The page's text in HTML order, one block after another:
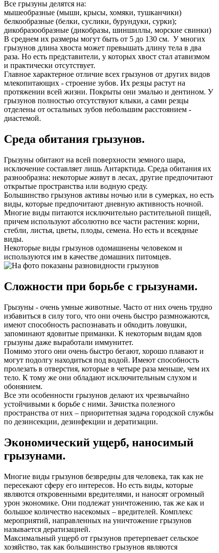
Все грызуны делятся на:
мышеобразные (мыши, крысы, хомяки, тушканчики)
белкообразные (белки, суслики, бурундуки, сурки);
дикобразообразные (дикобразы, шиншиллы, морские свинки)
В среднем их размеры могут быть от 5 до 130 см. У многих
грызунов длина хвоста может превышать длину тела в два
раза. Но есть представители, у которых хвост стал атавизмом
и практически отсутствует.
Главное характерное отличие всех грызунов от других видов
млекопитающих - строение зубов. Их резцы растут на
протяжении всей жизни. Покрыты они эмалью и дентином. У
грызунов полностью отсутствуют клыки, а сами резцы
отделены от остальных зубов небольшим расстоянием -
диастемой.
Среда обитания грызунов.
Грызуны обитают на всей поверхности земного шара,
исключение составляет лишь Антарктида. Среда обитания их
разнообразна: некоторые живут в лесах, другие предпочитают
открытые пространства или водную среду.
Большинство грызунов активы ночью или в сумерках, но есть
виды, которые предпочитают дневную активность ночной.
Многие виды питаются исключительно растительной пищей,
причем используют абсолютно все части растения: корни,
стебли, листья, цветы, плоды, семена. Но есть и всеядные
виды.
Некоторые виды грызунов одомашнены человеком и
используются им в качестве домашних питомцев.
Сложности при борьбе с грызунами.
Грызуны - очень умные животные. Часто от них очень трудно
избавиться в силу того, что они очень быстро размножаются,
имеют способность распознавать и обходить ловушки,
запоминают ядовитые приманки. К некоторым видам ядов
грызуны даже выработали иммунитет.
Помимо этого они очень быстро бегают, хорошо плавают и
могут подолгу находиться под водой. Имеют способность
пролезать в отверстия, которые в четыре раза меньше, чем их
тело. К тому же они обладают исключительным слухом и
обонянием.
Все эти особенности грызунов делают их чрезвычайно
устойчивыми к борьбе с ними. Зачистка полезного
пространства от них – приоритетная задача городской службы
по дезинсекции, дезинфекции и дератизации.
Экономический ущерб, наносимый
грызунами.
Многие виды грызунов безвредны для человека, так как не
пересекают сферу его интересов. Но есть виды, которые
являются откровенными вредителями, и наносят огромный
урон экономике. Они подлежат уничтожению, так же как и
большое количество насекомых – вредителей. Комплекс
мероприятий, направленных на уничтожение грызунов
называется дератизацией.
Максимальный ущерб от грызунов претерпевает сельское
хозяйство, так как большинство грызунов являются